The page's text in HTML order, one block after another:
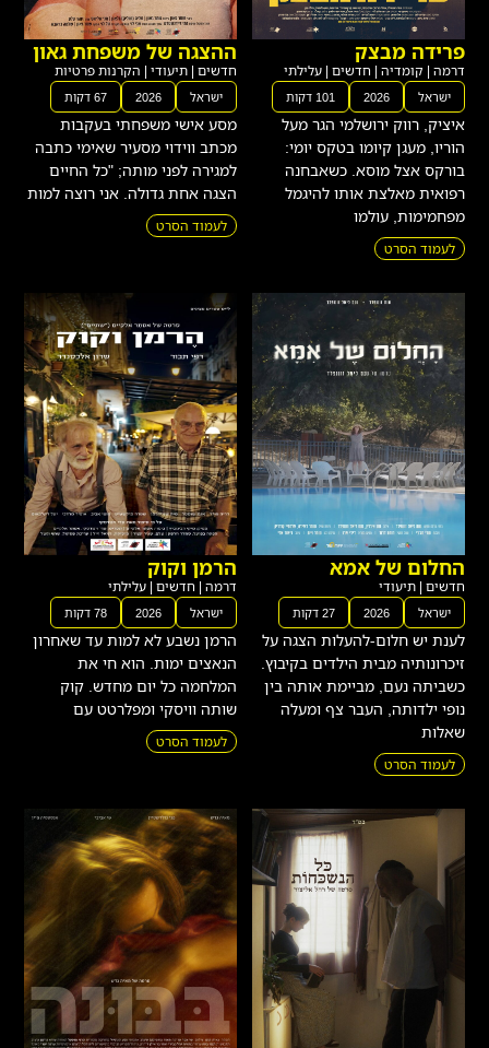
פרידה מבצק
דרמה | קומדיה | חדשים |עלילתי
ישראל 2026 101 דקות
איציק, רווק ירושלמי הגר מעל
הוריו, מעגן קיומו בטקס יומי:
בורקס אצל מוסא. כשאבחנה
רפואית מאלצת אותו להיגמל
מפחמימות, עולמו
לעמוד הסרט
ההצגה של משפחת גאון
חדשים | תיעודי | הקרנות פרטיות
ישראל 2026 67 דקות
מסע אישי משפחתי בעקבות
מכתב ווידוי מסעיר שאימי כתבה
למגירה לפני מותה; "כל החיים
הצגה אחת גדולה. אני רוצה למות
לעמוד הסרט
החלום של אמא
חדשים |תיעודי
ישראל 2026 27 דקות
לענת יש חלום-להעלות הצגה על
זיכרונותיה מבית הילדים בקיבוץ.
כשביתה נעם, מביימת אותה בין
נופי ילדותה, העבר צף ומעלה
שאלות
לעמוד הסרט
הרמן וקוק
דרמה | חדשים | עלילתי
ישראל 2026 78 דקות
הרמן נשבע לא למות עד שאחרון
הנאצים ימות. הוא חי את
המלחמה כל יום מחדש. קוק
שותה וויסקי ומפלרטט עם
לעמוד הסרט